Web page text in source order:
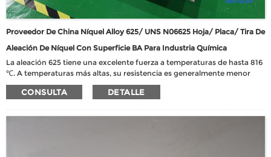
Proveedor De China Níquel Alloy 625/ UNS N06625 Hoja/ Placa/ Tira De
Aleación De Níquel Con Superficie BA Para Industria Química
La aleación 625 tiene una excelente fuerza a temperaturas de hasta 816
℃. A temperaturas más altas, su resistencia es generalmente menor
que la de otras aleaciones de solución sólida. La aleación 625 tiene una
buena resistencia a la oxidación a temperaturas de hasta 980 ℃ y
relativamente moderada en comparación con otras aleaciones
CONSULTA DETALLE